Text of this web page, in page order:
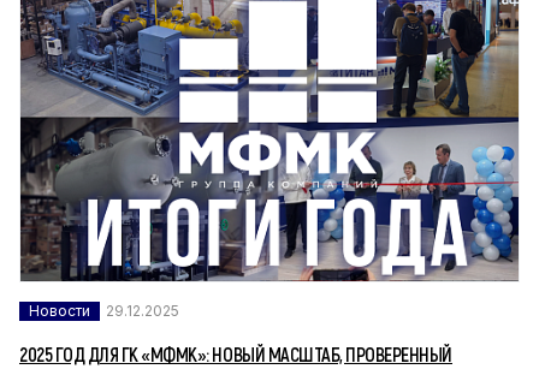
Новости 29.12.2025
2025 ГОД ДЛЯ ГК «МФМК»: НОВЫЙ МАСШТАБ, ПРОВЕРЕННЫЙ